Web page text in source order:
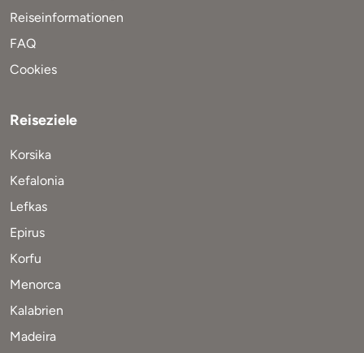
Reiseinformationen
FAQ
Cookies
Reiseziele
Korsika
Kefalonia
Lefkas
Epirus
Korfu
Menorca
Kalabrien
Madeira